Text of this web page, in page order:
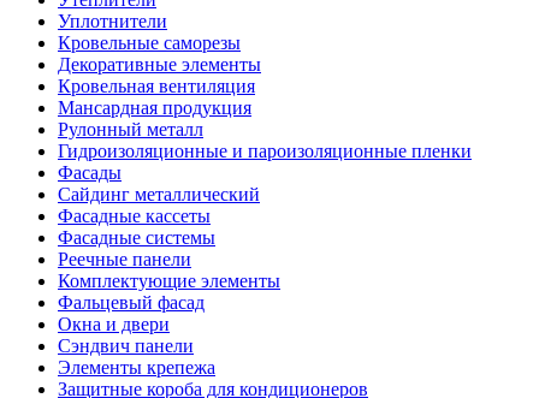
Уплотнители
Кровельные саморезы
Декоративные элементы
Кровельная вентиляция
Мансардная продукция
Рулонный металл
Гидроизоляционные и пароизоляционные пленки
Фасады
Сайдинг металлический
Фасадные кассеты
Фасадные системы
Реечные панели
Комплектующие элементы
Фальцевый фасад
Окна и двери
Сэндвич панели
Элементы крепежа
Защитные короба для кондиционеров